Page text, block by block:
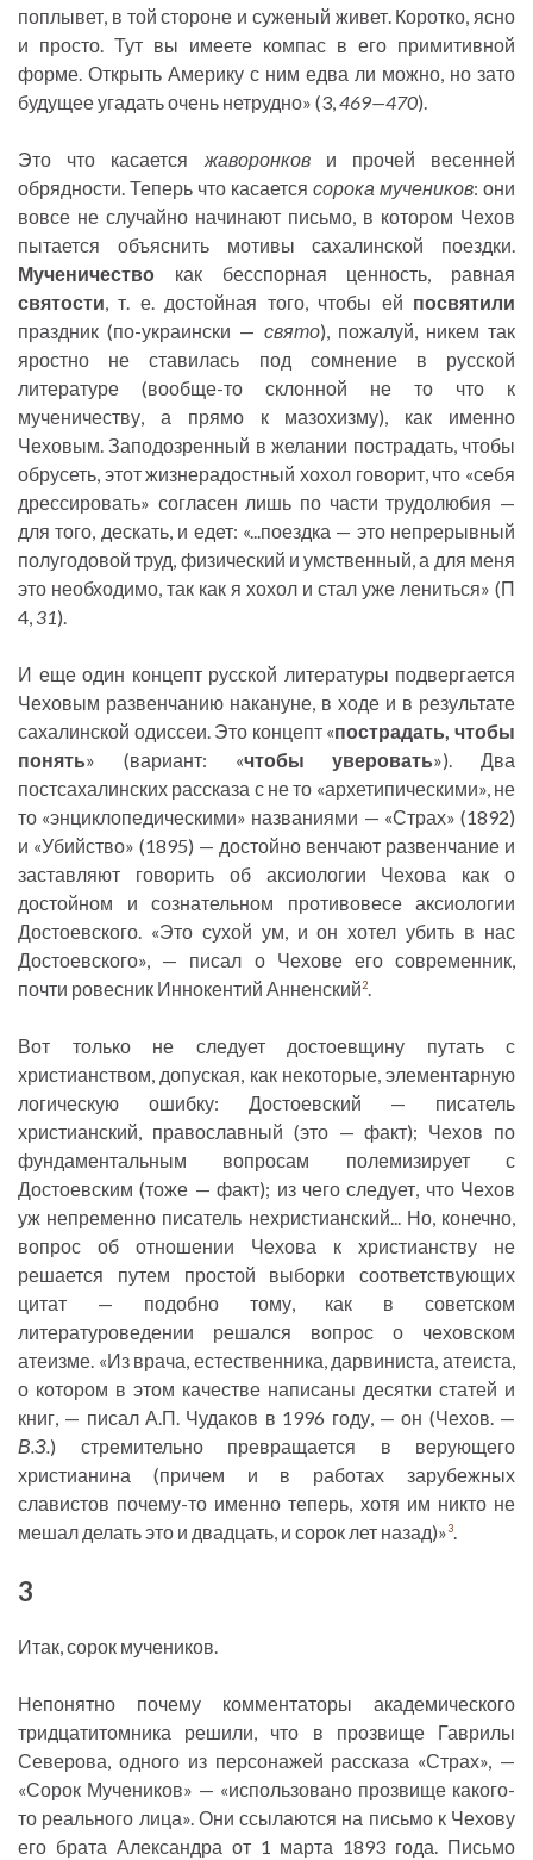
поплывет, в той стороне и суженый живет. Коротко, ясно
и просто. Тут вы имеете компас в его примитивной
форме. Открыть Америку с ним едва ли можно, но зато
будущее угадать очень нетрудно» (3,469—470).
Это что касается жаворонкови прочей весенней
обрядности. Теперь что касается сорока мучеников: они
вовсе не случайно начинают письмо, в котором Чехов
пытается объяснить мотивы сахалинской поездки.
Мученичество как бесспорная ценность, равная
святости, т. е. достойная того, чтобы ей посвятили
праздник (по-украински — свято), пожалуй, никем так
яростно не ставилась под сомнение в русской
литературе (вообще-то склонной не то что к
мученичеству, а прямо к мазохизму), как именно
Чеховым. Заподозренный в желании пострадать, чтобы
обрусеть, этот жизнерадостный хохол говорит, что «себя
дрессировать» согласен лишь по части трудолюбия —
для того, дескать, и едет: «...поездка — это непрерывный
полугодовой труд, физический и умственный, а для меня
это необходимо, так как я хохол и стал уже лениться» (П
4, 31).
И еще один концепт русской литературы подвергается
Чеховым развенчанию накануне, в ходе и в результате
сахалинской одиссеи. Это концепт «пострадать, чтобы
понять» (вариант: «чтобы уверовать»). Два
постсахалинских рассказа с не то «архетипическими», не
то «энциклопедическими» названиями — «Страх» (1892)
и «Убийство» (1895) — достойно венчают развенчание и
заставляют говорить об аксиологии Чехова как о
достойном и сознательном противовесе аксиологии
Достоевского. «Это сухой ум, и он хотел убить в нас
Достоевского», — писал о Чехове его современник,
почти ровесник Иннокентий Анненский2.
Вот только не следует достоевщину путать с
христианством, допуская, как некоторые, элементарную
логическую ошибку: Достоевский — писатель
христианский, православный (это — факт); Чехов по
фундаментальным вопросам полемизирует с
Достоевским (тоже — факт); из чего следует, что Чехов
уж непременно писатель нехристианский... Но, конечно,
вопрос об отношении Чехова к христианству не
решается путем простой выборки соответствующих
цитат — подобно тому, как в советском
литературоведении решался вопрос о чеховском
атеизме. «Из врача, естественника, дарвиниста, атеиста,
о котором в этом качестве написаны десятки статей и
книг, — писал А.П. Чудаков в 1996 году, — он (Чехов. —
В.З.) стремительно превращается в верующего
христианина (причем и в работах зарубежных
славистов почему-то именно теперь, хотя им никто не
мешал делать это и двадцать, и сорок лет назад)»3.
3
Итак, сорок мучеников.
Непонятно почему комментаторы академического
тридцатитомника решили, что в прозвище Гаврилы
Северова, одного из персонажей рассказа «Страх», —
«Сорок Мучеников» — «использовано прозвище какого-
то реального лица». Они ссылаются на письмо к Чехову
его брата Александра от 1 марта 1893 года. Письмо